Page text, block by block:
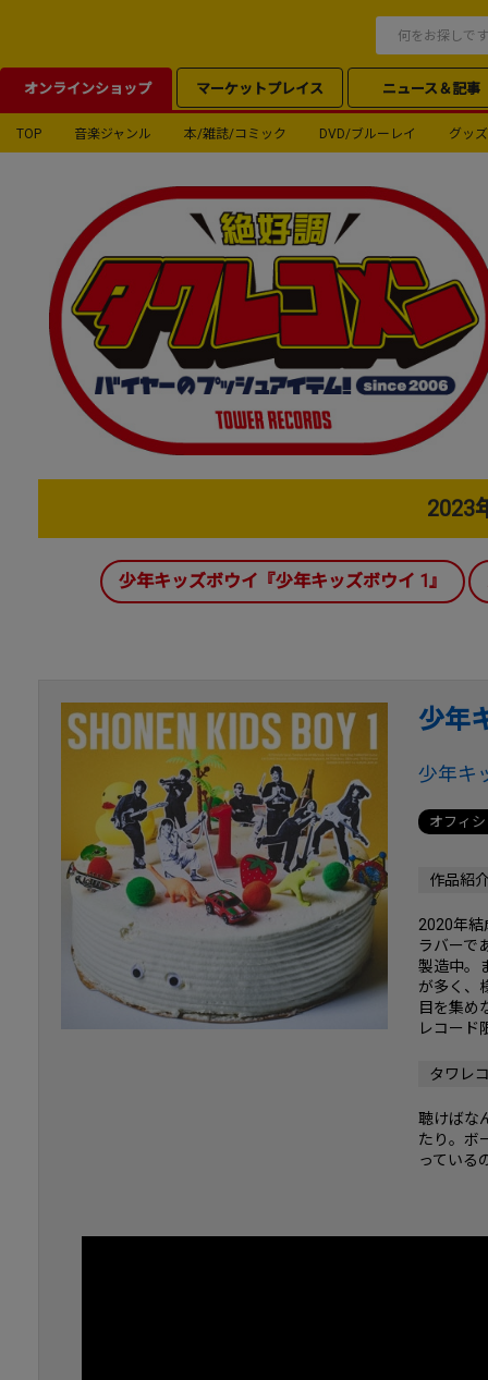
オンラインショップ マーケットプレイス ニュース＆記事
TOP 音楽ジャンル 本/雑誌/コミック DVD/ブルーレイ グッズ
2023
少年キッズボウイ『少年キッズボウイ 1』
少年
少年キ
オフィ
作品紹
2020年結
ラバーで
製造中。
が多く、
目を集め
レコード
タワレ
聴けばな
たり。ボ
っている